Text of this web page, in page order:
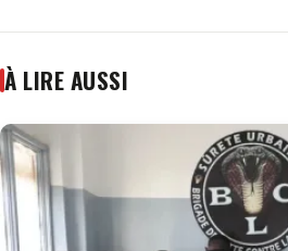
À LIRE AUSSI